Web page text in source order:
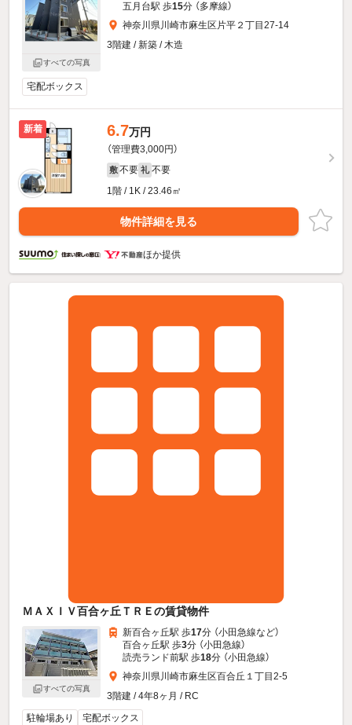
すべての写真
五月台駅 歩15分 （多摩線）
神奈川県川崎市麻生区片平２丁目27-14
3階建 / 新築 / 木造
宅配ボックス
新着 6.7万円
（管理費3,000円）
敷 不要 礼 不要
1階 / 1K / 23.46㎡
物件詳細を見る
ほか提供
ＭＡＸＩＶ百合ヶ丘ＴＲＥの賃貸物件
すべての写真
新百合ヶ丘駅 歩17分 （小田急線など）
百合ヶ丘駅 歩3分 （小田急線）
読売ランド前駅 歩18分 （小田急線）
神奈川県川崎市麻生区百合丘１丁目2-5
3階建 / 4年8ヶ月 / RC
駐輪場あり
宅配ボックス